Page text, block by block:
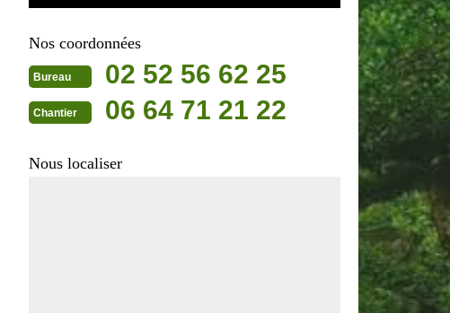
Nos coordonnées
Bureau 02 52 56 62 25
Chantier 06 64 71 21 22
Nous localiser